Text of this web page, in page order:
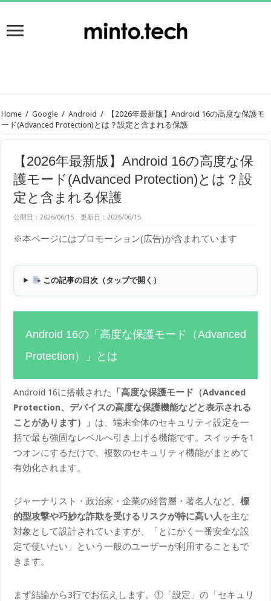
Home / Google / Android /
【2026年最新版】Android 16の高度な保護モ
ード(Advanced Protection)とは？設定と含まれる保護
【2026年最新版】Android 16の高度な保
護モード(Advanced Protection)とは？設
定と含まれる保護
公開日：2026/06/15 更新日：2026/06/15
※本ページにはプロモーション(広告)が含まれています
この記事の目次（タップで開く）
Android 16の「高度な保護モード（Advanced
Protection）」とは
Android 16に搭載された
「高度な保護モード（Advanced
Protection、デバイスの高度な保護機能などと表示される
ことがあります）」 は、端末全体のセキュリティ設定を一
括で最も強固なレベルへ引き上げる機能です。スイッチを1
つオンにするだけで、複数のセキュリティ機能がまとめて
有効化されます。
ジャーナリスト・政治家・企業の経営層・著名人など、標
的型攻撃や巧妙な詐欺を受けるリスクが特に高い人を主な
対象として設計されていますが、「とにかく一番安全な設
定で使いたい」という一般のユーザーが利用することもで
きます。
まず結論から3行でお伝えします。①「設定」の「セキュリ